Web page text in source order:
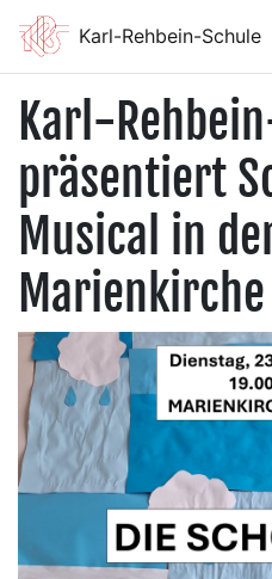
Karl-Rehbein-Schule
Karl-
präsentiert
Musical in
Marienkirche